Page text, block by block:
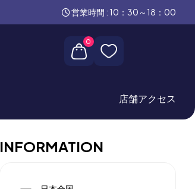
営業時間 : 10：30～18：00
0
店舗アクセス
INFORMATION